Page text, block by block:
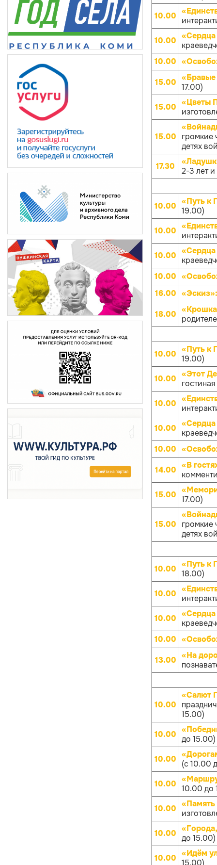
10.00
10.00 «Сердца
10.00
15.00 17.00)
15.00 «Цветы
15.00
громкие
детях
17.30
2-3 лет
10.00 «Путь к
19.00)
10.00
10.00 «Сердца
10.00
16.00
18.00
10.00 «Путь к
19.00)
10.00 «Этот
гостиная
10.00
10.00 «Сердца
10.00
14.00 «В
15.00 17.00)
15.00
громкие
детях
10.00 «Путь к
18.00)
10.00
10.00 «Сердца
10.00
13.00 «На
10.00
«Салют
15.00)
10.00 до 15.00)
10.00
(с 10.00
10.00 10.00 до
10.00
10.00 до 15.00)
10.00 «Идём
15.00)